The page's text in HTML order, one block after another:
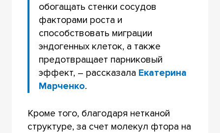
обогащать стенки сосудов
факторами роста и
способствовать миграции
эндогенных клеток, а также
предотвращает парниковый
эффект, – рассказала Екатерина
Марченко.
Кроме того, благодаря нетканой
структуре, за счет молекул фтора на